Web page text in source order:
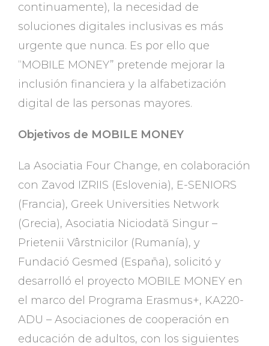
continuamente), la necesidad de
soluciones digitales inclusivas es más
urgente que nunca. Es por ello que
“MOBILE MONEY” pretende mejorar la
inclusión financiera y la alfabetización
digital de las personas mayores.
Objetivos de MOBILE MONEY
La Asociatia Four Change, en colaboración
con Zavod IZRIIS (Eslovenia), E-SENIORS
(Francia), Greek Universities Network
(Grecia), Asociatia Niciodată Singur –
Prietenii Vârstnicilor (Rumanía), y
Fundació Gesmed (España), solicitó y
desarrolló el proyecto MOBILE MONEY en
el marco del Programa Erasmus+, KA220-
ADU – Asociaciones de cooperación en
educación de adultos, con los siguientes